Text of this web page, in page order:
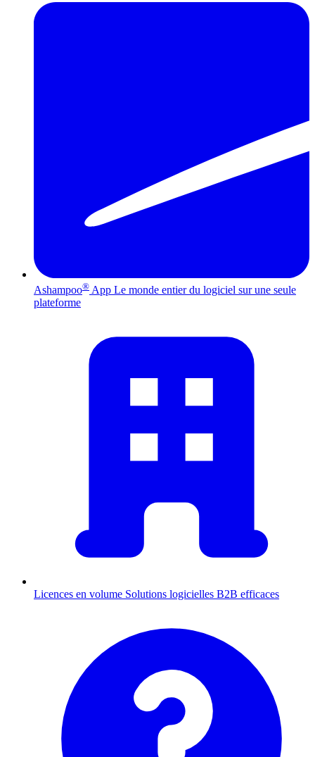
Ashampoo® App Le monde entier du logiciel sur une seule
plateforme
Licences en volume Solutions logicielles B2B efficaces